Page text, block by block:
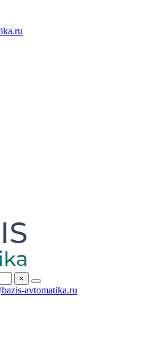
×
avtomatika.ru